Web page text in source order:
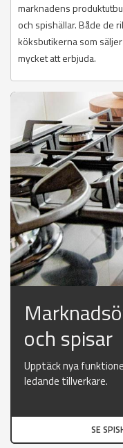
marknadens
och spishällar. Både de
köksbutikerna som
mycket att erbjuda.
och spisar
Upptäck nya
ledande tillverkare.
SE